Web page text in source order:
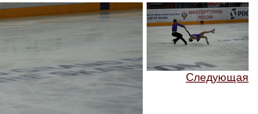
Следующая